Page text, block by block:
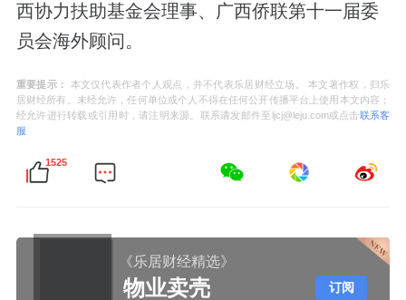
西协力扶助基金会理事、广西侨联第十一届委
员会海外顾问。
重要提示：
本文仅代表作者个人观点，并不代表乐居财经立场。 本文著作权，归乐
居财经所有。未经允许，任何单位或个人不得在任何公开传播平台上使用本文内容；
经允许进行转载或引用时，请注明来源。联系请发邮件至ljcj@leju.com或点击联系客
服
1525
《乐居财经精选》
物业卖壳 订阅